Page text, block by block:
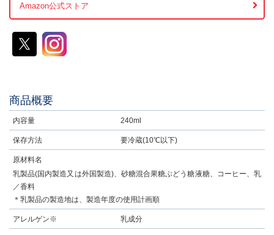
Amazon公式ストア
商品概要
内容量 240ml
保存方法 要冷蔵(10℃以下)
原材料名
乳製品(国内製造又は外国製造)、砂糖混合果糖ぶどう糖液糖、コーヒー、乳
／香料
＊乳製品の製造地は、製造年度の使用計画順
アレルゲン※ 乳成分